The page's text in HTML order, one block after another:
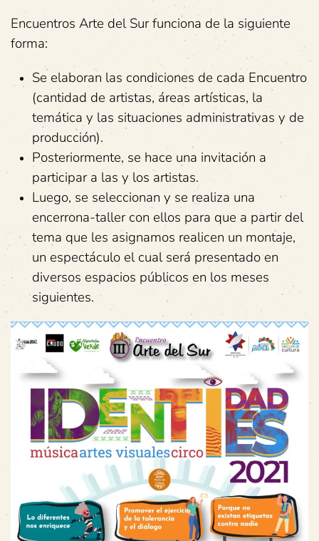
Encuentros Arte del Sur funciona de la siguiente
forma:
Se elaboran las condiciones de cada Encuentro
(cantidad de artistas, áreas artísticas, la
temática y las situaciones administrativas y de
producción).
Posteriormente, se hace una invitación a
participar a las y los artistas.
Luego, se seleccionan y se realiza una
encerrona-taller con ellos para que a partir del
tema que les asignamos realicen un montaje,
un espectáculo el cual será presentado en
diversos espacios públicos en los meses
siguientes.